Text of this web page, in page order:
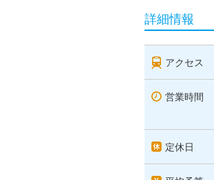
詳細情報
アクセス
営業時間
定休日